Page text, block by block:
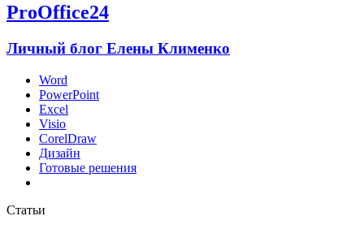
ProOffice24
Личный блог Елены Клименко
Word
PowerPoint
Excel
Visio
CorelDraw
Дизайн
Готовые решения
Статьи